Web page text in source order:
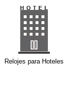
Relojes para Hoteles